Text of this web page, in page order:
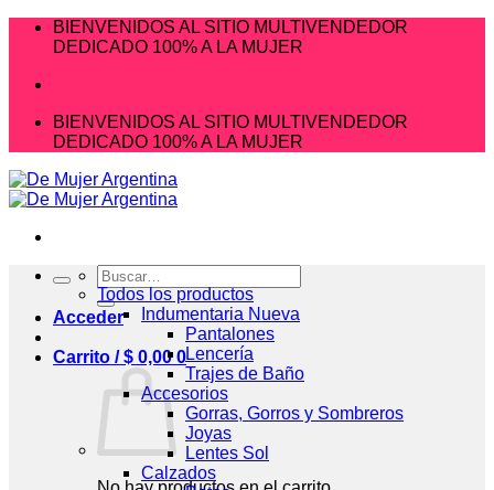
Saltar BIENVENIDOS AL SITIO MULTIVENDEDOR
DEDICADO 100% A LA MUJER
BIENVENIDOS AL SITIO MULTIVENDEDOR
DEDICADO 100% A LA MUJER
Buscar
por:
Acceder
Carrito /$ 0,00 0
Todos los productos
Indumentaria Nueva
Pantalones
Lencería
Trajes de Baño
Accesorios
Gorras, Gorros y Sombreros
Joyas
Lentes Sol
Calzados